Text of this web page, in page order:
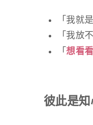
「我就
「我放
「想看
彼此是